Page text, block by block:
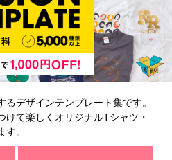
デザインテンプレート集です。
けて楽しくオリジナルTシャツ・
。